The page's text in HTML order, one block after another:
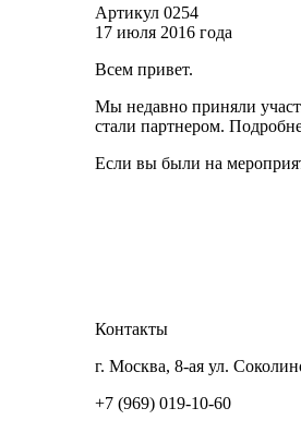
Артикул 0254
17 июля 2016 года
Всем привет.
Мы недавно приняли
стали партнером.
Если вы были на
Контакты
г. Москва, 8-ая ул.
+7 (969) 019-10-60